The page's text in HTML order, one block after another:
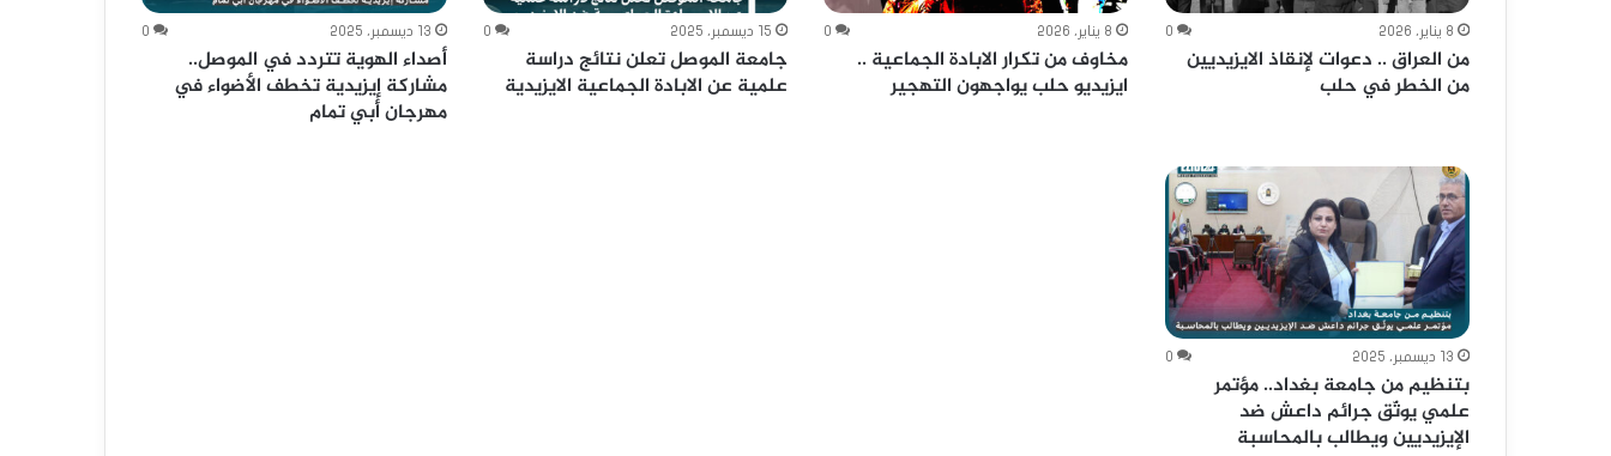
8 يناير، 2026 0
من العراق .. دعوات لإنقاذ الايزيديين
من الخطر في حلب
8 يناير، 2026 0
مخاوف من تكرار الابادة الجماعية ..
ايزيديو حلب يواجهون التهجير
15 ديسمبر، 2025 0
جامعة الموصل تعلن نتائج دراسة
علمية عن الابادة الجماعية الايزيدية
13 ديسمبر، 2025 0
أصداء الهوية تتردد في الموصل..
مشاركة إيزيدية تخطف الأضواء في
مهرجان أبي تمام
13 ديسمبر، 2025 0
بتنظيم من جامعة بغداد.. مؤتمر
علمي يوثّق جرائم داعش ضد
الإيزيديين ويطالب بالمحاسبة